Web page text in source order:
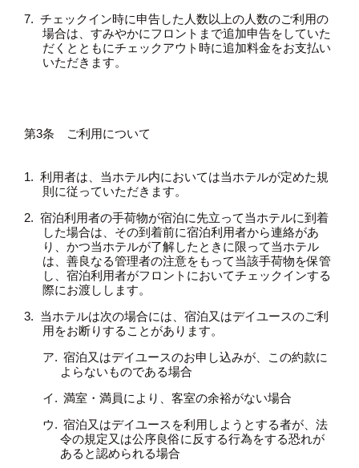
チェックイン時に申告した人数以上の人数のご利用の
場合は、すみやかにフロントまで追加申告をしていた
だくとともにチェックアウト時に追加料金をお支払い
いただきます。
第3条 ご利用について
利用者は、当ホテル内においては当ホテルが定めた規
則に従っていただきます。
宿泊利用者の手荷物が宿泊に先立って当ホテルに到着
した場合は、その到着前に宿泊利用者から連絡があ
り、かつ当ホテルが了解したときに限って当ホテル
は、善良なる管理者の注意をもって当該手荷物を保管
し、宿泊利用者がフロントにおいてチェックインする
際にお渡しします。
当ホテルは次の場合には、宿泊又はデイユースのご利
用をお断りすることがあります。
宿泊又はデイユースのお申し込みが、この約款に
よらないものである場合
満室・満員により、客室の余裕がない場合
宿泊又はデイユースを利用しようとする者が、法
令の規定又は公序良俗に反する行為をする恐れが
あると認められる場合